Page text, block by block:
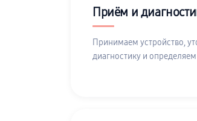
Приём и
Принимаем устройство,
диагностику и